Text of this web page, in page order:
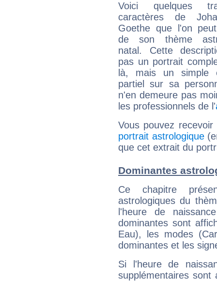
Voici quelques
caractères de
Goethe que l'on
de son thème
natal. Cette
pas un portrait
là, mais un simple
partiel sur sa
n'en demeure pas
les professionnels de l'
Vous pouvez
portrait astrologique
que cet extrait du
Dominantes
Ce chapitre
astrologiques du
l'heure de
dominantes sont
Eau), les modes
dominantes et les
Si l'heure de
supplémentaires sont